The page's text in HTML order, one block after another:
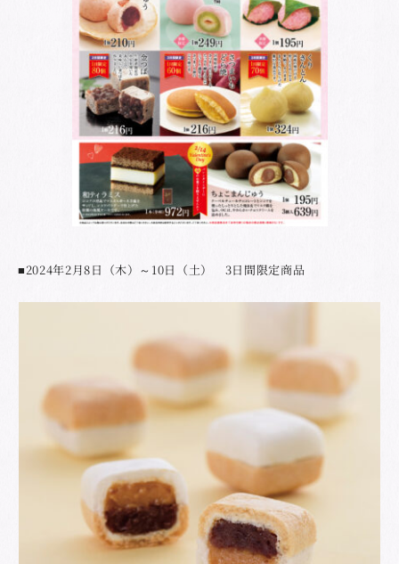
■2024年2月8日（木）～10日（土） 3日間限定商品